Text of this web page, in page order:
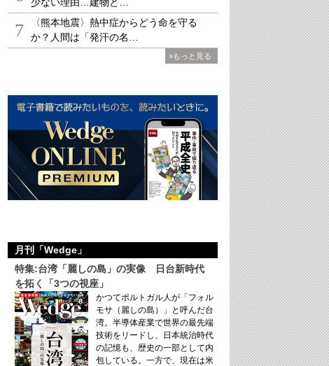
7
〈熊本地震〉熱中症からどう命を守る
か？人間は「発汗の名…
»もっと見る
月刊「Wedge」
特集:台湾「麗しの島」の実像 日台新時代
を拓く「3つの視座」
かつてポルトガル人が「フォル
モサ（麗しの島）」と呼んだ台
湾。半導体産業で世界の最先端
技術をリードし、日本統治時代
の記憶も、歴史の一部として内
包している。一方で、現在は米